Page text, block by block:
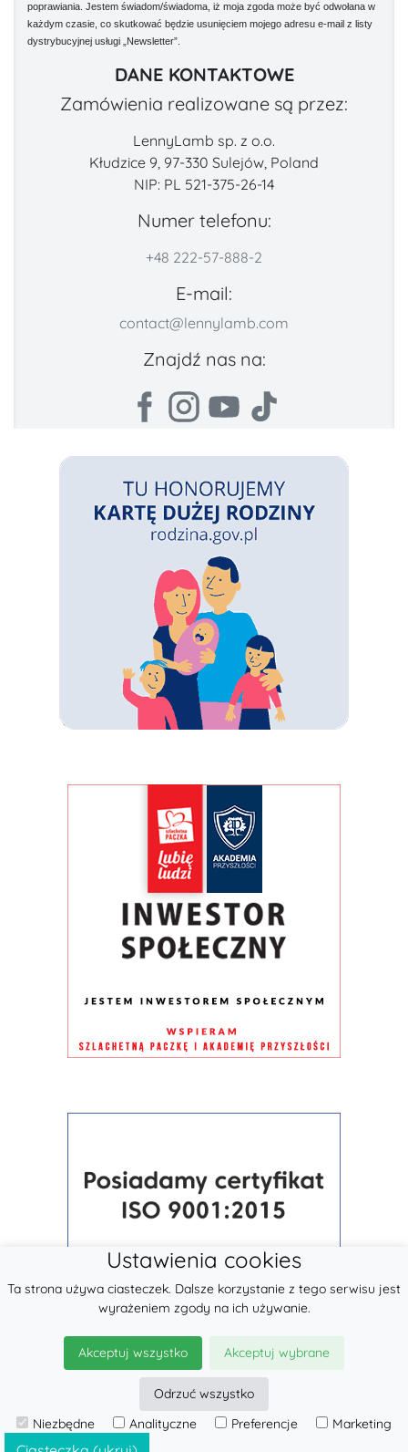
poprawiania. Jestem świadom/świadoma, iż moja zgoda może być odwołana w
każdym czasie, co skutkować będzie usunięciem mojego adresu e-mail z listy
dystrybucyjnej usługi „Newsletter”.
DANE KONTAKTOWE
Zamówienia realizowane są przez:
LennyLamb sp. z o.o.
Kłudzice 9, 97-330 Sulejów, Poland
NIP: PL 521-375-26-14
Numer telefonu:
+48 222-57-888-2
E-mail:
contact@lennylamb.com
Znajdź nas na:
© 2026LennyLamb sp. z o.o.
·
Ustawienia cookies
Ta strona używa ciasteczek. Dalsze korzystanie z tego serwisu jest
wyrażeniem zgody na ich używanie.
Akceptuj wszystko Akceptuj wybrane
Odrzuć wszystko
Niezbędne
Analityczne Preferencje Marketing